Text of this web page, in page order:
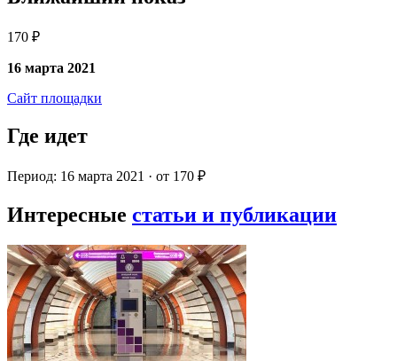
170 ₽
16 марта 2021
Сайт площадки
Где идет
Период: 16 марта 2021 · от 170 ₽
Интересные статьи и публикации